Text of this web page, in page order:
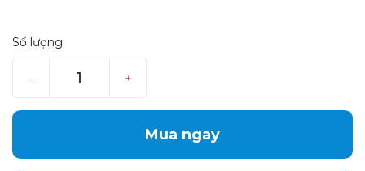
Số lượng:
– +
Mua ngay